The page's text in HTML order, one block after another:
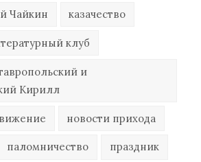
Чайкин казачество
клуб
и
Кирилл
новости прихода
паломничество праздник